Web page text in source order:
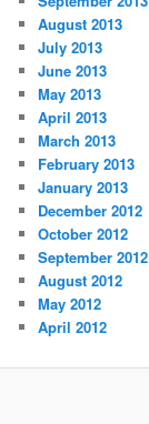
August 2013
July 2013
June 2013
May 2013
April 2013
March 2013
February 2013
January 2013
December 2012
October 2012
September 2012
August 2012
May 2012
April 2012